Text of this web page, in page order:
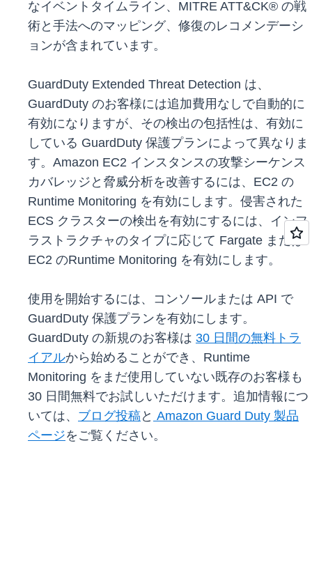
なイベントタイムライン、MITRE ATT&CK® の戦
術と手法へのマッピング、修復のレコメンデーシ
ョンが含まれています。
GuardDuty Extended Threat Detection は、
GuardDuty のお客様には追加費用なしで自動的に
有効になりますが、その検出の包括性は、有効に
している GuardDuty 保護プランによって異なりま
す。Amazon EC2 インスタンスの攻撃シーケンス
カバレッジと脅威分析を改善するには、EC2 の
Runtime Monitoring を有効にします。侵害された
ECS クラスターの検出を有効にするには、インフ
ラストラクチャのタイプに応じて Fargate または
EC2 のRuntime Monitoring を有効にします。
使用を開始するには、コンソールまたは API で
GuardDuty 保護プランを有効にします。
GuardDuty の新規のお客様は 30 日間の無料トラ
イアルから始めることができ、Runtime
Monitoring をまだ使用していない既存のお客様も
30 日間無料でお試しいただけます。追加情報につ
いては、 ブログ投稿と Amazon Guard Duty 製品
ページをご覧ください。